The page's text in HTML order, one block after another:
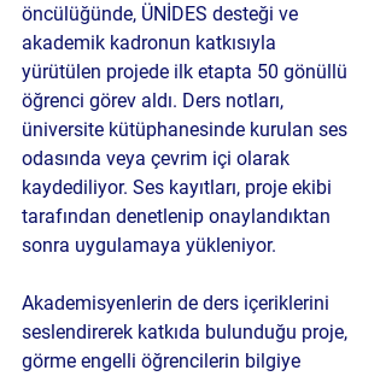
öncülüğünde, ÜNİDES desteği ve
akademik kadronun katkısıyla
yürütülen projede ilk etapta 50 gönüllü
öğrenci görev aldı. Ders notları,
üniversite kütüphanesinde kurulan ses
odasında veya çevrim içi olarak
kaydediliyor. Ses kayıtları, proje ekibi
tarafından denetlenip onaylandıktan
sonra uygulamaya yükleniyor.
Akademisyenlerin de ders içeriklerini
seslendirerek katkıda bulunduğu proje,
görme engelli öğrencilerin bilgiye